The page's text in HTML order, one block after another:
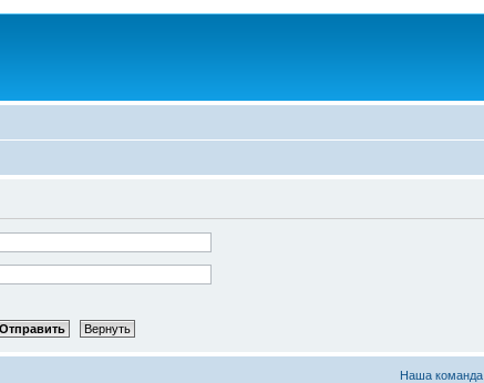
Наша команда